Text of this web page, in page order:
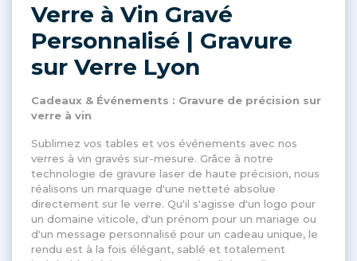
Verre à Vin Gravé
Personnalisé | Gravure
sur Verre Lyon
Cadeaux & Événements : Gravure de précision sur
verre à vin
Sublimez vos tables et vos événements avec nos
verres à vin gravés sur-mesure. Grâce à notre
technologie de gravure laser de haute précision, nous
réalisons un marquage d'une netteté absolue
directement sur le verre. Qu'il s'agisse d'un logo pour
un domaine viticole, d'un prénom pour un mariage ou
d'un message personnalisé pour un cadeau unique, le
rendu est à la fois élégant, sablé et totalement